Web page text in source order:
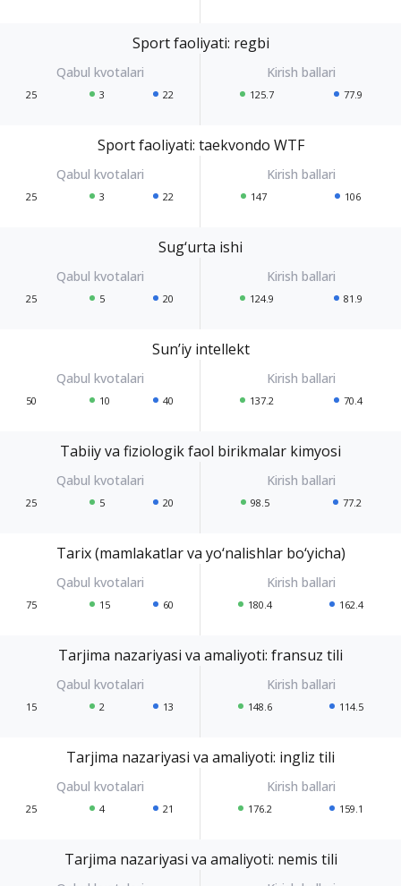
Sport faoliyati: regbi
25 3 22 125.7 77.9
Sport faoliyati: taekvondo WTF
25 3 22 147 106
Sug‘urta ishi
25 5 20 124.9 81.9
Sun’iy intellekt
50 10 40 137.2 70.4
Tabiiy va fiziologik faol birikmalar kimyosi
25 5 20 98.5 77.2
Tarix (mamlakatlar va yo‘nalishlar bo‘yicha)
75 15 60 180.4 162.4
Tarjima nazariyasi va amaliyoti: fransuz tili
15 2 13 148.6 114.5
Tarjima nazariyasi va amaliyoti: ingliz tili
25 4 21 176.2 159.1
Tarjima nazariyasi va amaliyoti: nemis tili